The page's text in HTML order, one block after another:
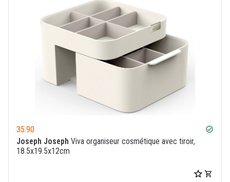
35.90 check_circle
Joseph Joseph Viva organiseur cosmétique avec tiroir,
18.5x19.5x12cm